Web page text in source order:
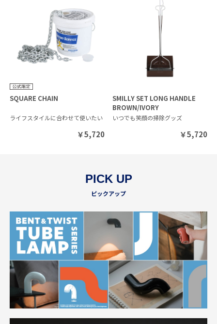
SQUARE CHAIN
ライフスタイルに合わせて使いたい
￥5,720
SMILLY SET LONG HANDLE
BROWN/IVORY
いつでも笑顔の掃除グッズ
￥5,720
PICK UP
ピックアップ